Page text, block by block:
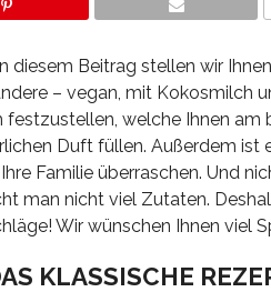
diesem Beitrag stellen wir
– vegan, mit Kokosmilch
festzustellen, welche Ihnen
Duft füllen. Außerdem ist
Familie überraschen. Und
man nicht viel Zutaten.
Wir wünschen Ihnen viel
KLASSISCHE